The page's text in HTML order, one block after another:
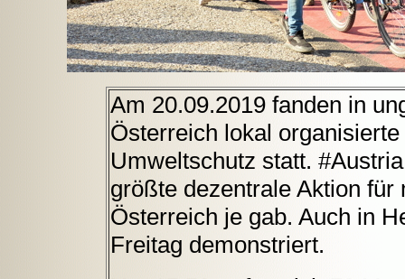
Am 20.09.2019 fanden in
Österreich lokal
Umweltschutz statt.
größte dezentrale Aktion
Österreich je gab. Auch in
Freitag demonstriert.